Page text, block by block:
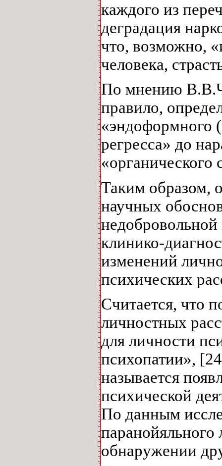
каждого из
деградация
что, возможно,
человека,
По мнению
правило,
«эндоформного
регресса» до
«органического
Таким образом,
научных
недобровольной
клинико-
изменений
психических
Считается, что
личностных
для личности
психопатии»,
называется
психической
По данным
паранойяльного
обнаружении